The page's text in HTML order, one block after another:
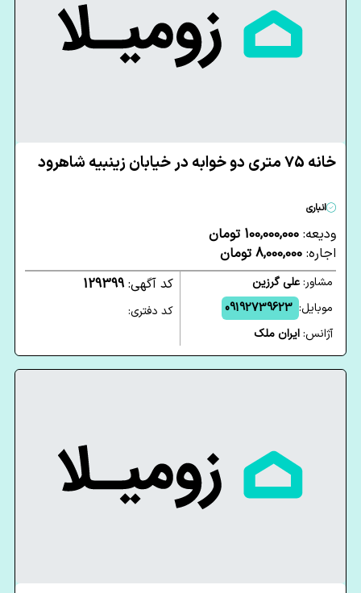
خانه 75 متری دو خوابه در خیابان زینبیه شاهرود
انباری
ودیعه: 100,000,000 تومان
اجاره: 8,000,000 تومان
مشاور:علی گرزین
موبایل: 09192739623
آژانس:ایران ملک
کد آگهی:129399
کد دفتری: